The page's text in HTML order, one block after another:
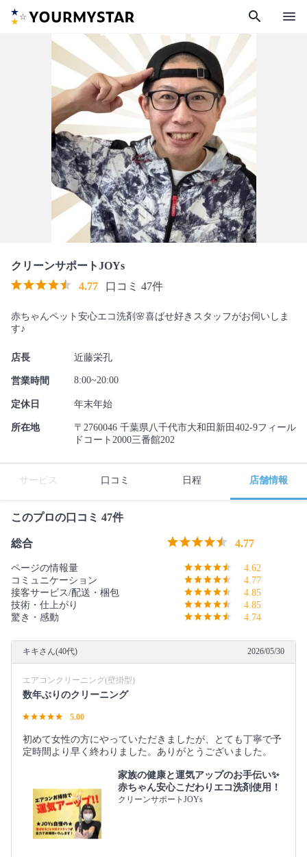
search menu
クリーンサポートJOYs
4.77
口コミ 47件
赤ちゃんペット安心エコ洗剤🌸喜ばせ好きスタッフがお伺いしま
す♪
店長 近藤栄孔
営業時間 8:00~20:00
定休日 年末年始
所在地
〒2760046 千葉県八千代市大和田新田402-9フィール
ドコート2000三番館202
サービス 口コミ 日程 店舗情報
このプロの口コミ 47件
総合 4.77
ページの情報量
4.62
コミュニケーション
4.77
接客サービス/配送・梱包
4.85
技術・仕上がり
4.85
驚き・感動
4.74
キキさん(40代) 2026/05/30
エアコンクリーニング(壁掛型)
数年ぶりのクリーニング
5.00
初めて女性の方にやっていただきましたが、とても丁寧で予
定時間より早く終わりました。ありがとうございました。
家族の健康と運気アップのお手伝い✨
赤ちゃん安心こだわりエコ洗剤使用！
クリーンサポートJOYs